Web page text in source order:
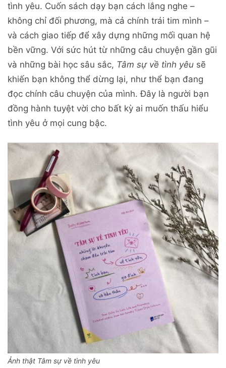
tình yêu. Cuốn sách dạy bạn cách lắng nghe –
không chỉ đối phương, mà cả chính trái tim mình –
và cách giao tiếp để xây dựng những mối quan hệ
bền vững. Với sức hút từ những câu chuyện gần gũi
và những bài học sâu sắc, Tâm sự về tình yêu sẽ
khiến bạn không thể dừng lại, như thể bạn đang
đọc chính câu chuyện của mình. Đây là người bạn
đồng hành tuyệt vời cho bất kỳ ai muốn thấu hiểu
tình yêu ở mọi cung bậc.
Ảnh thật Tâm sự về tình yêu